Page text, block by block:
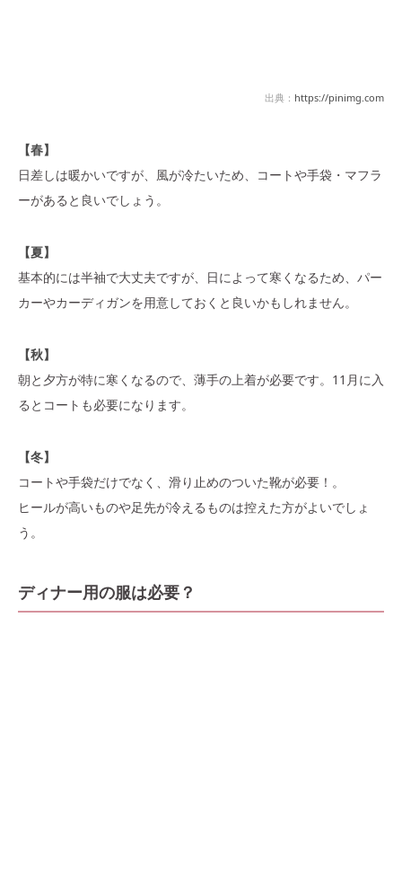
出典： https://pinimg.com
【春】
日差しは暖かいですが、風が冷たいため、コートや手袋・マフラ
ーがあると良いでしょう。
【夏】
基本的には半袖で大丈夫ですが、日によって寒くなるため、パー
カーやカーディガンを用意しておくと良いかもしれません。
【秋】
朝と夕方が特に寒くなるので、薄手の上着が必要です。11月に入
るとコートも必要になります。
【冬】
コートや手袋だけでなく、滑り止めのついた靴が必要！。
ヒールが高いものや足先が冷えるものは控えた方がよいでしょ
う。
ディナー用の服は必要？